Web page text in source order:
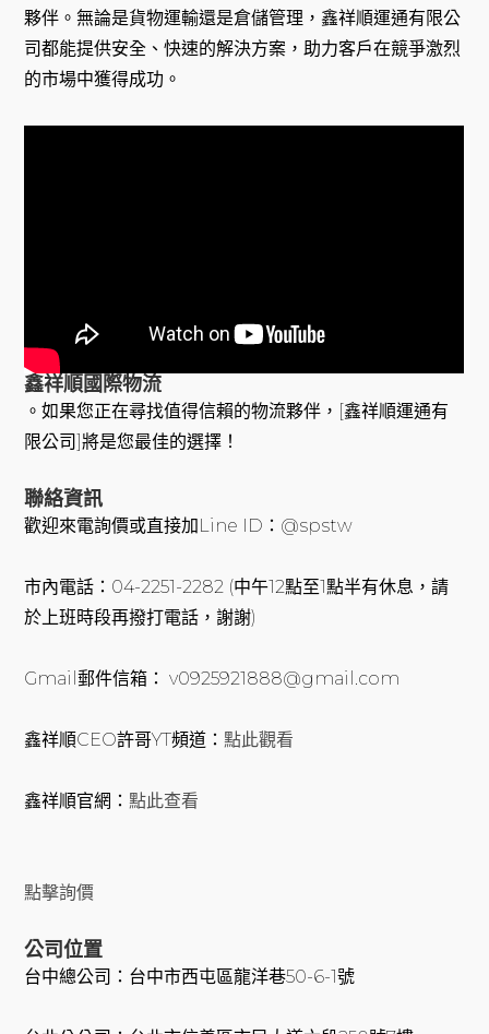
夥伴。無論是貨物運輸還是倉儲管理，鑫祥順運通有限公
司都能提供安全、快速的解決方案，助力客戶在競爭激烈
的市場中獲得成功。
鑫祥順國際物流
。如果您正在尋找值得信賴的物流夥伴，[鑫祥順運通有
限公司]將是您最佳的選擇！
聯絡資訊
歡迎來電詢價或直接加Line ID：@spstw
市內電話：04-2251-2282 (中午12點至1點半有休息，請
於上班時段再撥打電話，謝謝)
Gmail郵件信箱： v0925921888@gmail.com
鑫祥順CEO許哥YT頻道：點此觀看
鑫祥順官網：點此查看
點擊詢價
公司位置
台中總公司：台中市西屯區龍洋巷50-6-1號